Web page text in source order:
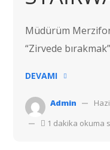
Müdürüm
“Zirvede
DEVAMI
Admin
1 dakika okuma